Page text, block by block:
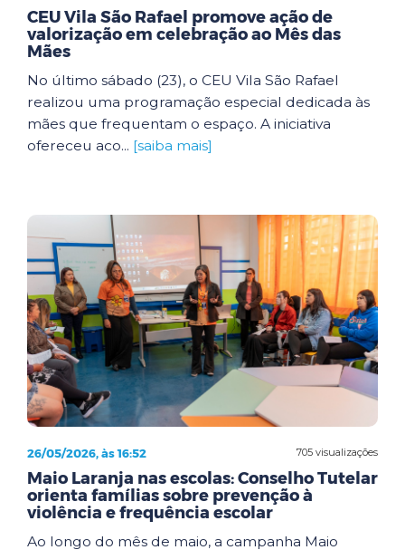
CEU Vila São Rafael promove ação de
valorização em celebração ao Mês das
Mães
No último sábado (23), o CEU Vila São Rafael
realizou uma programação especial dedicada às
mães que frequentam o espaço. A iniciativa
ofereceu aco... [saiba mais]
705 visualizações
26/05/2026, às 16:52
Maio Laranja nas escolas: Conselho Tutelar
orienta famílias sobre prevenção à
violência e frequência escolar
Ao longo do mês de maio, a campanha Maio